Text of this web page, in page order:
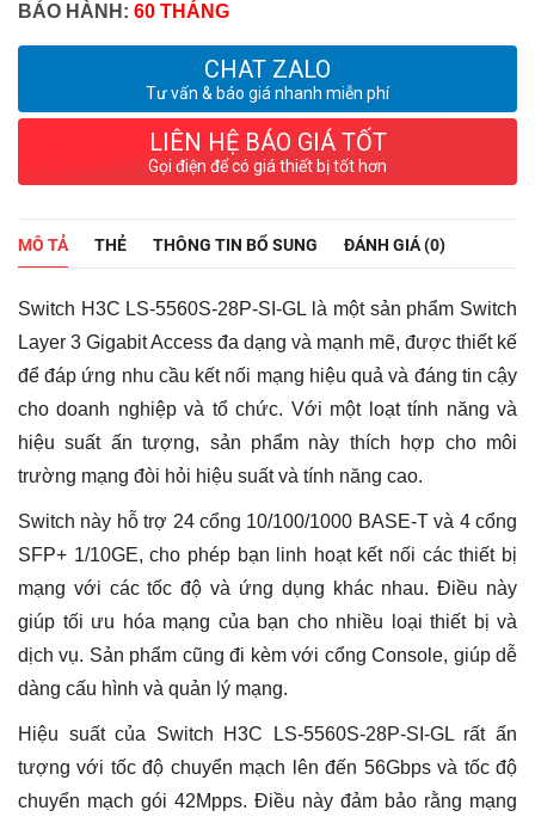
BẢO HÀNH: 60 THÁNG
CHAT ZALO
Tư vấn & báo giá nhanh miễn phí
LIÊN HỆ BÁO GIÁ TỐT
Gọi điện để có giá thiết bị tốt hơn
MÔ TẢ THẺ THÔNG TIN BỔ SUNG ĐÁNH GIÁ (0)
Switch H3C LS-5560S-28P-SI-GL là một sản phẩm Switch
Layer 3 Gigabit Access đa dạng và mạnh mẽ, được thiết kế
để đáp ứng nhu cầu kết nối mạng hiệu quả và đáng tin cậy
cho doanh nghiệp và tổ chức. Với một loạt tính năng và
hiệu suất ấn tượng, sản phẩm này thích hợp cho môi
trường mạng đòi hỏi hiệu suất và tính năng cao.
Switch này hỗ trợ 24 cổng 10/100/1000 BASE-T và 4 cổng
SFP+ 1/10GE, cho phép bạn linh hoạt kết nối các thiết bị
mạng với các tốc độ và ứng dụng khác nhau. Điều này
giúp tối ưu hóa mạng của bạn cho nhiều loại thiết bị và
dịch vụ. Sản phẩm cũng đi kèm với cổng Console, giúp dễ
dàng cấu hình và quản lý mạng.
Hiệu suất của Switch H3C LS-5560S-28P-SI-GL rất ấn
tượng với tốc độ chuyển mạch lên đến 56Gbps và tốc độ
chuyển mạch gói 42Mpps. Điều này đảm bảo rằng mạng